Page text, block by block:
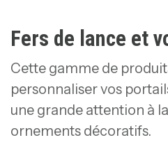
Fers de lance et
Cette gamme de
personnaliser vos
une grande attention à
ornements décoratifs.